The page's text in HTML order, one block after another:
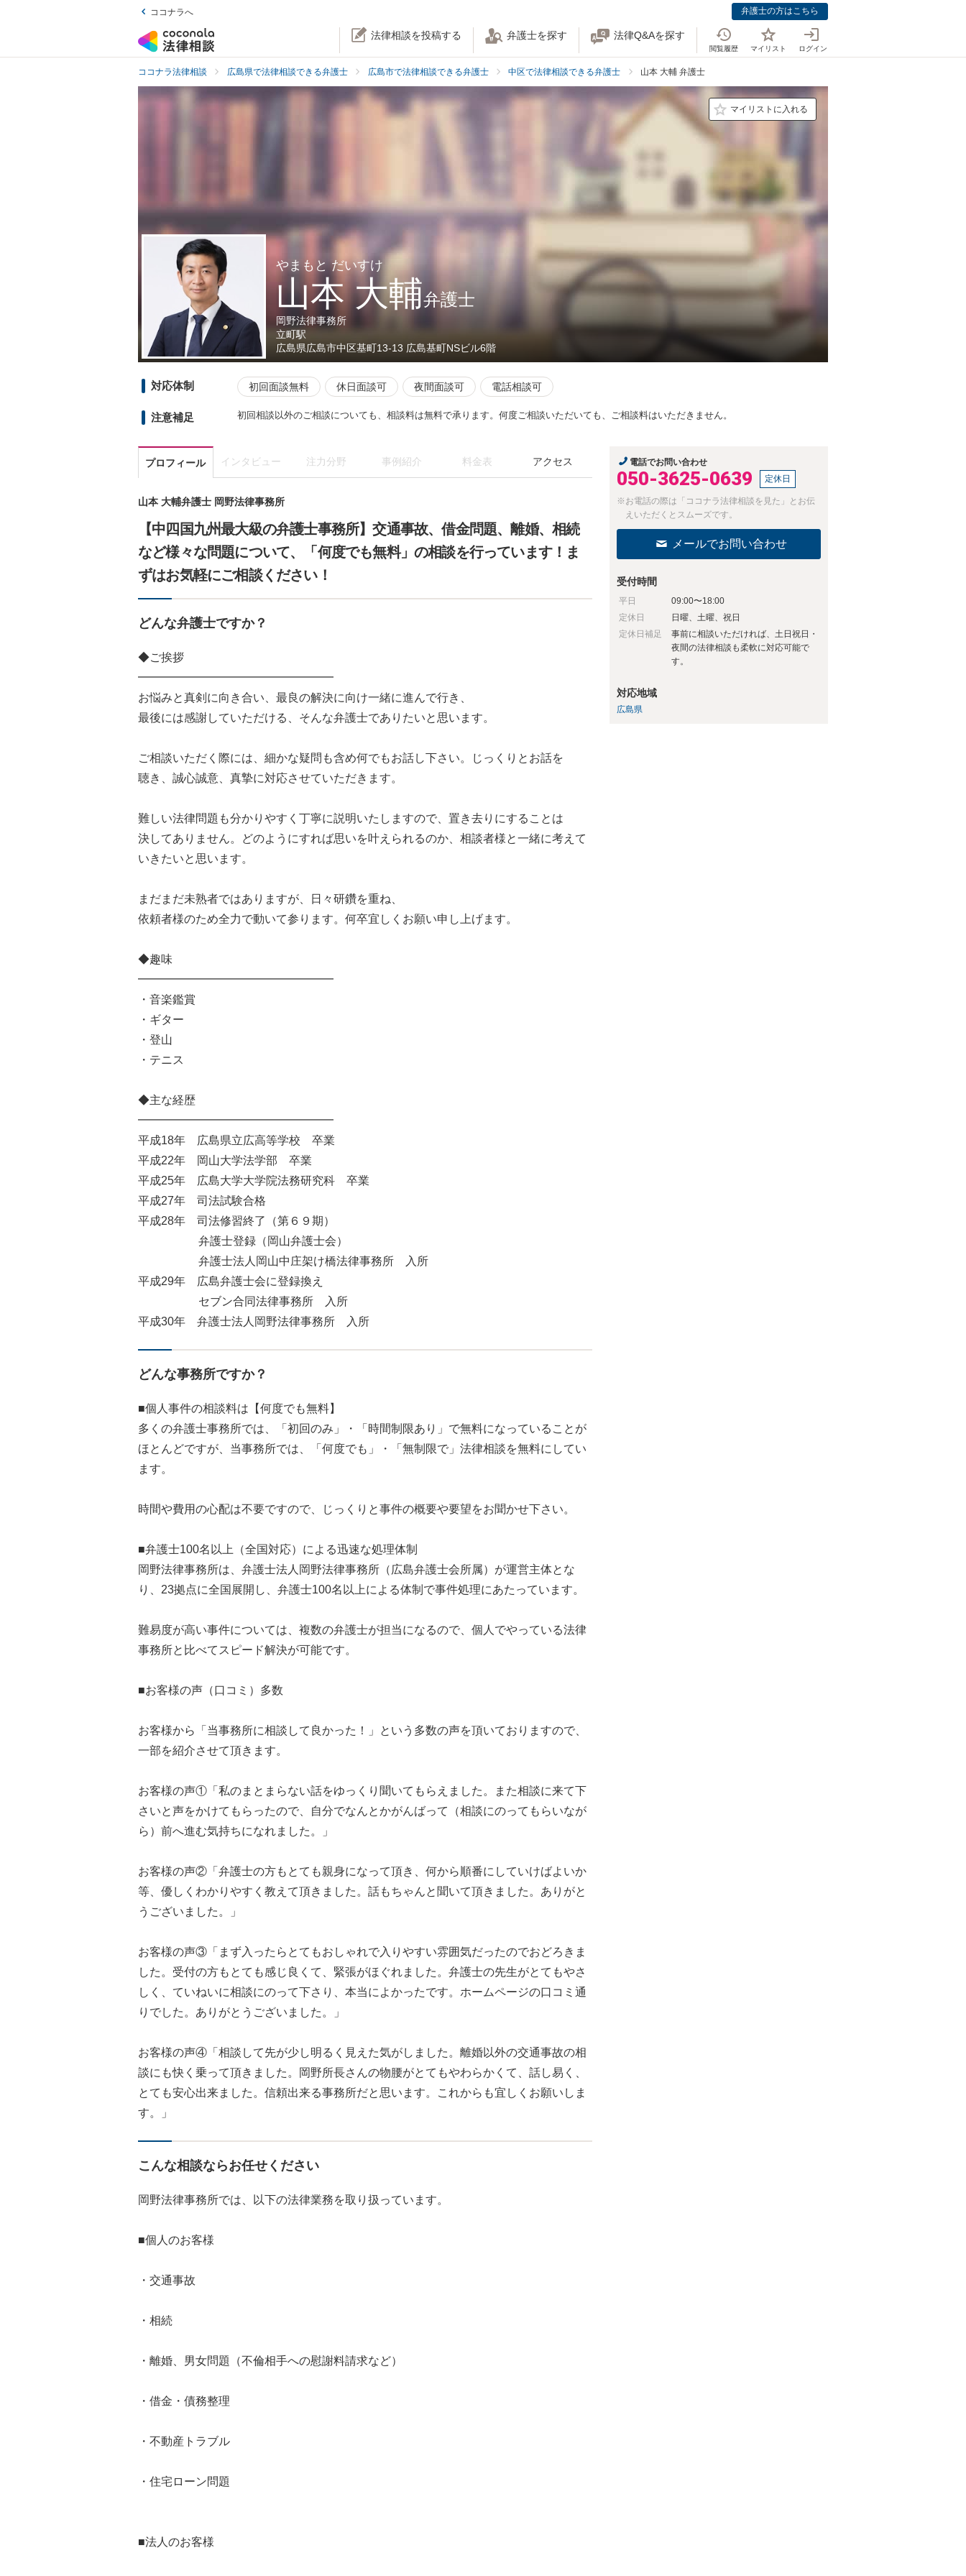
ココナラへ 弁護士の方はこちら
法律相談を投稿する 弁護士を探す 法律Q&Aを探す
閲覧履歴 マイリスト ログイン
ココナラ法律相談 広島県で法律相談できる弁護士 広島市で法律相談できる弁護士 中区で法律相談できる弁護士 山本 大輔 弁護士
マイリストに入れる
やまもと だいすけ
山本 大輔弁護士
岡野法律事務所
立町駅
広島県広島市中区基町13-13 広島基町NSビル6階
対応体制 初回面談無料 休日面談可 夜間面談可 電話相談可
注意補足 初回相談以外のご相談についても、相談料は無料で承ります。何度ご相談いただいても、ご相談料はいただきません。
プロフィール インタビュー 注力分野 事例紹介 料金表 アクセス
山本 大輔弁護士 岡野法律事務所
【中四国九州最大級の弁護士事務所】交通事故、借金問題、離婚、相続
など様々な問題について、「何度でも無料」の相談を行っています！ま
ずはお気軽にご相談ください！
どんな弁護士ですか？
◆ご挨拶
━━━━━━━━━━━━━━━━━
お悩みと真剣に向き合い、最良の解決に向け一緒に進んで行き、
最後には感謝していただける、そんな弁護士でありたいと思います。
ご相談いただく際には、細かな疑問も含め何でもお話し下さい。じっくりとお話を
聴き、誠心誠意、真摯に対応させていただきます。
難しい法律問題も分かりやすく丁寧に説明いたしますので、置き去りにすることは
決してありません。どのようにすれば思いを叶えられるのか、相談者様と一緒に考えて
いきたいと思います。
まだまだ未熟者ではありますが、日々研鑽を重ね、
依頼者様のため全力で動いて参ります。何卒宜しくお願い申し上げます。
◆趣味
━━━━━━━━━━━━━━━━━
・音楽鑑賞
・ギター
・登山
・テニス
◆主な経歴
━━━━━━━━━━━━━━━━━
平成18年 広島県立広高等学校 卒業
平成22年 岡山大学法学部 卒業
平成25年 広島大学大学院法務研究科 卒業
平成27年 司法試験合格
平成28年 司法修習終了（第６９期）
弁護士登録（岡山弁護士会）
弁護士法人岡山中庄架け橋法律事務所 入所
平成29年 広島弁護士会に登録換え
セブン合同法律事務所 入所
平成30年 弁護士法人岡野法律事務所 入所
どんな事務所ですか？
■個人事件の相談料は【何度でも無料】
多くの弁護士事務所では、「初回のみ」・「時間制限あり」で無料になっていることが
ほとんどですが、当事務所では、「何度でも」・「無制限で」法律相談を無料にしてい
ます。
時間や費用の心配は不要ですので、じっくりと事件の概要や要望をお聞かせ下さい。
■弁護士100名以上（全国対応）による迅速な処理体制
岡野法律事務所は、弁護士法人岡野法律事務所（広島弁護士会所属）が運営主体とな
り、23拠点に全国展開し、弁護士100名以上による体制で事件処理にあたっています。
難易度が高い事件については、複数の弁護士が担当になるので、個人でやっている法律
事務所と比べてスピード解決が可能です。
■お客様の声（口コミ）多数
お客様から「当事務所に相談して良かった！」という多数の声を頂いておりますので、
一部を紹介させて頂きます。
お客様の声①「私のまとまらない話をゆっくり聞いてもらえました。また相談に来て下
さいと声をかけてもらったので、自分でなんとかがんばって（相談にのってもらいなが
ら）前へ進む気持ちになれました。」
お客様の声②「弁護士の方もとても親身になって頂き、何から順番にしていけばよいか
等、優しくわかりやすく教えて頂きました。話もちゃんと聞いて頂きました。ありがと
うございました。」
お客様の声③「まず入ったらとてもおしゃれで入りやすい雰囲気だったのでおどろきま
した。受付の方もとても感じ良くて、緊張がほぐれました。弁護士の先生がとてもやさ
しく、ていねいに相談にのって下さり、本当によかったです。ホームページの口コミ通
りでした。ありがとうございました。」
お客様の声④「相談して先が少し明るく見えた気がしました。離婚以外の交通事故の相
談にも快く乗って頂きました。岡野所長さんの物腰がとてもやわらかくて、話し易く、
とても安心出来ました。信頼出来る事務所だと思います。これからも宜しくお願いしま
す。」
こんな相談ならお任せください
岡野法律事務所では、以下の法律業務を取り扱っています。
■個人のお客様
・交通事故
・相続
・離婚、男女問題（不倫相手への慰謝料請求など）
・借金・債務整理
・不動産トラブル
・住宅ローン問題
■法人のお客様
電話でお問い合わせ
050-3625-0639 定休日
※お電話の際は「ココナラ法律相談を見た」とお伝
えいただくとスムーズです。
メールでお問い合わせ
受付時間
平日
09:00〜18:00
定休日
日曜、土曜、祝日
定休日補足
事前に相談いただければ、土日祝日・
夜間の法律相談も柔軟に対応可能で
す。
対応地域
広島県